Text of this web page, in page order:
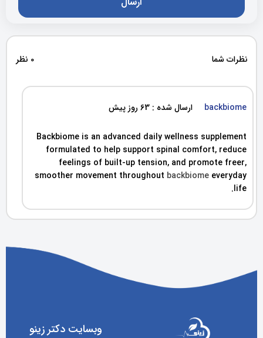
نظرات شما 0 نظر
backbiome ارسال شده : 63 روز پیش
Backbiome is an advanced daily wellness supplement
formulated to help support spinal comfort, reduce
feelings of built-up tension, and promote freer,
smoother movement throughout backbiome everyday
life.
وبسایت دکتر زینو